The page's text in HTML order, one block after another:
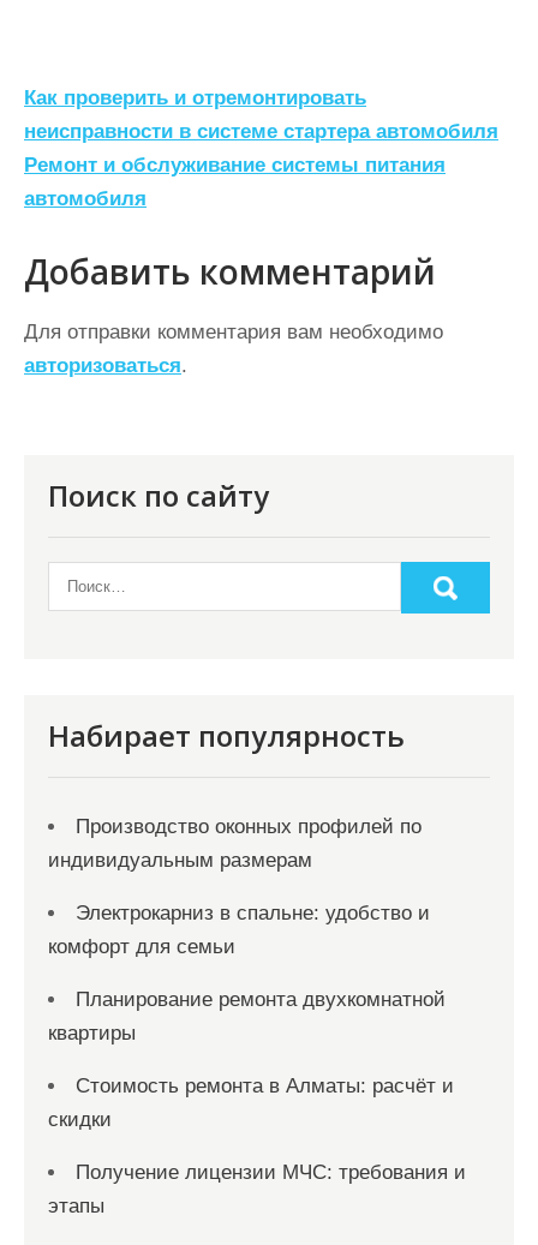
Н
а
в
и
г
а
ц
и
м
Как проверить и отремонтировать
неисправности в системе стартера автомобиля
Ремонт и обслуживание системы питания
автомобиля
Добавить комментарий
Для отправки комментария вам необходимо
авторизоваться.
Поиск по сайту
Набирает популярность
Производство оконных профилей по
индивидуальным размерам
Электрокарниз в спальне: удобство и
комфорт для семьи
Планирование ремонта двухкомнатной
квартиры
Стоимость ремонта в Алматы: расчёт и
скидки
Получение лицензии МЧС: требования и
этапы